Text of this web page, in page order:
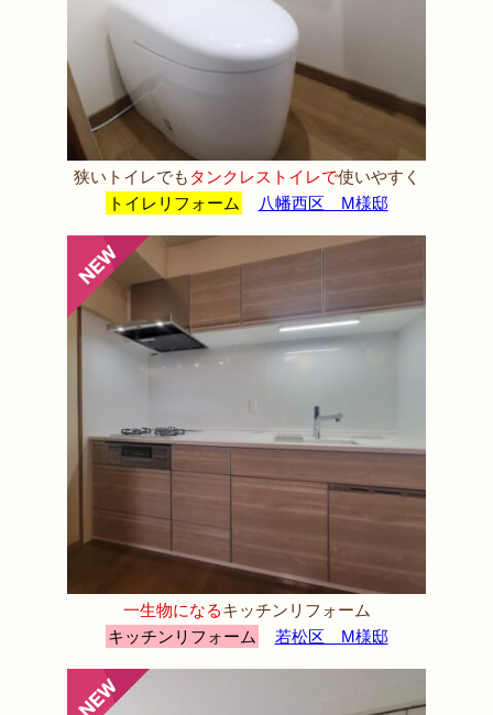
狭いトイレでも タンクレストイレで使いやすく
トイレリフォーム
八幡西区 M様邸
一生物になるキッチンリフォーム
キッチンリフォーム
若松区 M様邸